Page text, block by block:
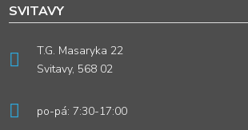
SVITAVY
T.G. Masaryka 22
Svitavy, 568 02
po-pá: 7:30-17:00